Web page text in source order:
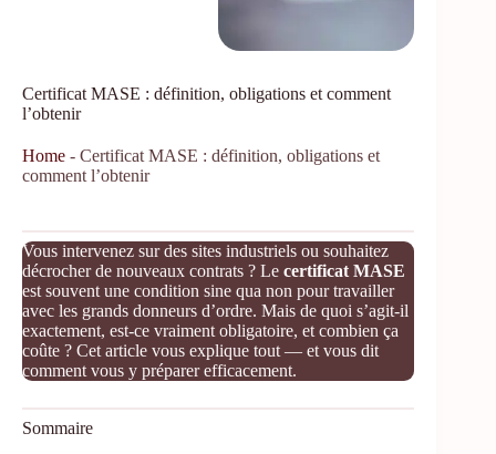
Certificat MASE : définition, obligations et comment
l’obtenir
Home - Certificat MASE : définition, obligations et
comment l’obtenir
Vous intervenez sur des sites industriels ou souhaitez
décrocher de nouveaux contrats ? Le certificat MASE
est souvent une condition sine qua non pour travailler
avec les grands donneurs d’ordre. Mais de quoi s’agit-il
exactement, est-ce vraiment obligatoire, et combien ça
coûte ? Cet article vous explique tout — et vous dit
comment vous y préparer efficacement.
Sommaire